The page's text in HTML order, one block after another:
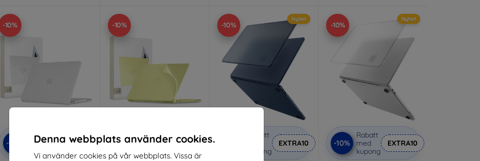
Denna webbplats använder cookies.
Vi använder cookies på vår webbplats. Vissa är
-10%
-10%
Rabatt
med
kupong
EXTRA10
-10%
-10%
Rabatt
med
kupong
EXTRA10
-10%
Nyhet
Rabatt
kupong
EXTRA10
-10%
Nyhet
-10%
Rabatt
med
kupong
EXTRA10